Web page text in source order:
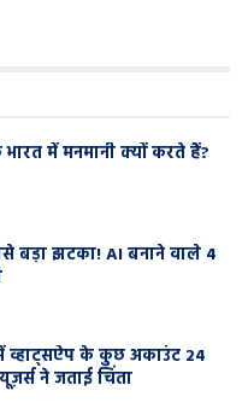
में मनमानी क्यों करते हैं?
बड़ा झटका! AI बनाने वाले 4
व्हाट्सऐप के कुछ अकाउंट 24
ने जताई चिंता